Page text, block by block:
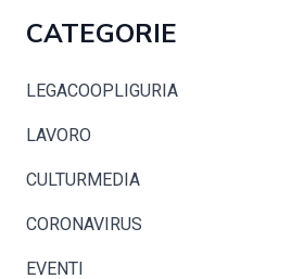
CATEGORIE
LEGACOOPLIGURIA
LAVORO
CULTURMEDIA
CORONAVIRUS
EVENTI